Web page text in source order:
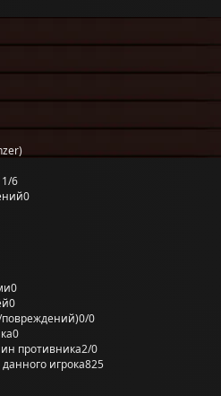
6
0
0
0
0/0
0
противника2/0
игрока825